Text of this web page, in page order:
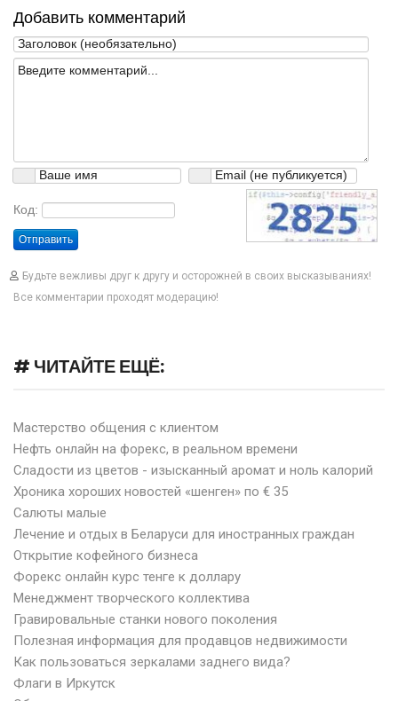
Добавить комментарий
Код:
Отправить
Будьте вежливы друг к другу и осторожней в своих высказываниях!
Все комментарии проходят модерацию!
# ЧИТАЙТЕ ЕЩЁ:
Мастерство общения с клиентом
Нефть онлайн на форекс, в реальном времени
Сладости из цветов - изысканный аромат и ноль калорий
Хроника хороших новостей «шенген» по € 35
Салюты малые
Лечение и отдых в Беларуси для иностранных граждан
Открытие кофейного бизнеса
Форекс онлайн курс тенге к доллару
Менеджмент творческого коллектива
Гравировальные станки нового поколения
Полезная информация для продавцов недвижимости
Как пользоваться зеркалами заднего вида?
Флаги в Иркутск